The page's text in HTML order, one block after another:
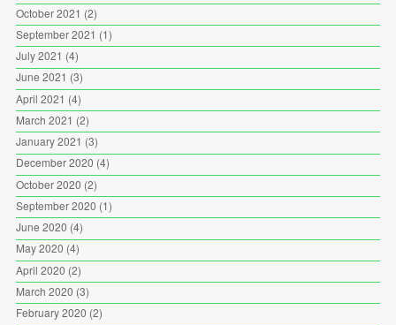
October 2021 (2)
September 2021 (1)
July 2021 (4)
June 2021 (3)
April 2021 (4)
March 2021 (2)
January 2021 (3)
December 2020 (4)
October 2020 (2)
September 2020 (1)
June 2020 (4)
May 2020 (4)
April 2020 (2)
March 2020 (3)
February 2020 (2)